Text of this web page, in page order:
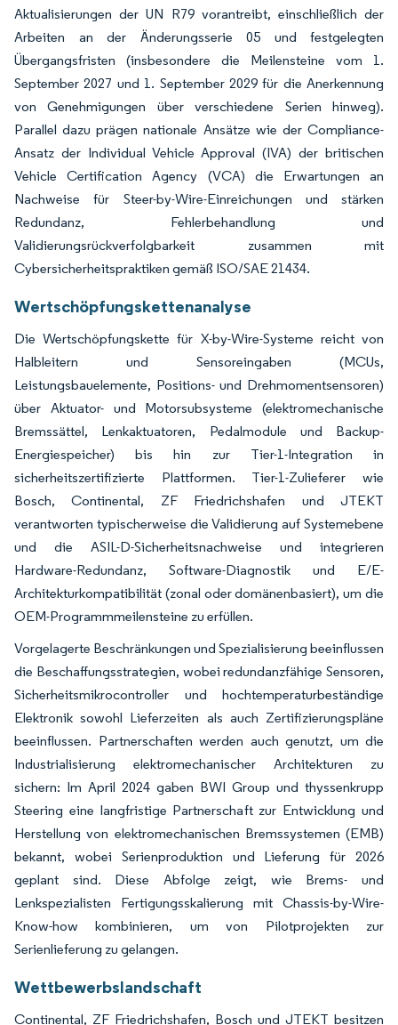
Aktualisierungen der UN R79 vorantreibt, einschließlich der
Arbeiten an der Änderungsserie 05 und festgelegten
Übergangsfristen (insbesondere die Meilensteine vom 1.
September 2027 und 1. September 2029 für die Anerkennung
von Genehmigungen über verschiedene Serien hinweg).
Parallel dazu prägen nationale Ansätze wie der Compliance-
Ansatz der Individual Vehicle Approval (IVA) der britischen
Vehicle Certification Agency (VCA) die Erwartungen an
Nachweise für Steer-by-Wire-Einreichungen und stärken
Redundanz, Fehlerbehandlung und
Validierungsrückverfolgbarkeit zusammen mit
Cybersicherheitspraktiken gemäß ISO/SAE 21434.
Wertschöpfungskettenanalyse
Die Wertschöpfungskette für X-by-Wire-Systeme reicht von
Halbleitern und Sensoreingaben (MCUs,
Leistungsbauelemente, Positions- und Drehmomentsensoren)
über Aktuator- und Motorsubsysteme (elektromechanische
Bremssättel, Lenkaktuatoren, Pedalmodule und Backup-
Energiespeicher) bis hin zur Tier-1-Integration in
sicherheitszertifizierte Plattformen. Tier-1-Zulieferer wie
Bosch, Continental, ZF Friedrichshafen und JTEKT
verantworten typischerweise die Validierung auf Systemebene
und die ASIL-D-Sicherheitsnachweise und integrieren
Hardware-Redundanz, Software-Diagnostik und E/E-
Architekturkompatibilität (zonal oder domänenbasiert), um die
OEM-Programmmeilensteine zu erfüllen.
Vorgelagerte Beschränkungen und Spezialisierung beeinflussen
die Beschaffungsstrategien, wobei redundanzfähige Sensoren,
Sicherheitsmikrocontroller und hochtemperaturbeständige
Elektronik sowohl Lieferzeiten als auch Zertifizierungspläne
beeinflussen. Partnerschaften werden auch genutzt, um die
Industrialisierung elektromechanischer Architekturen zu
sichern: Im April 2024 gaben BWI Group und thyssenkrupp
Steering eine langfristige Partnerschaft zur Entwicklung und
Herstellung von elektromechanischen Bremssystemen (EMB)
bekannt, wobei Serienproduktion und Lieferung für 2026
geplant sind. Diese Abfolge zeigt, wie Brems- und
Lenkspezialisten Fertigungsskalierung mit Chassis-by-Wire-
Know-how kombinieren, um von Pilotprojekten zur
Serienlieferung zu gelangen.
Wettbewerbslandschaft
Continental, ZF Friedrichshafen, Bosch und JTEKT besitzen